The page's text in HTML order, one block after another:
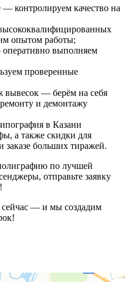
контролируем качество на
опытом работы;
выполняем
проверенные
— берём на себя
и демонтажу
в Казани
а также скидки для
заказе больших тиражей.
по лучшей
отправьте заявку
— и мы создадим